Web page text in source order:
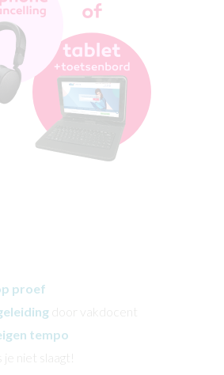
proef
door vakdocent
tempo
je niet slaagt!